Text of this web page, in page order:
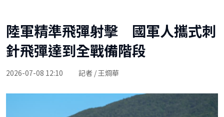
陸軍精準飛彈射擊 國軍人攜式刺
針飛彈達到全戰備階段
2026-07-08 12:10 記者 / 王烱華